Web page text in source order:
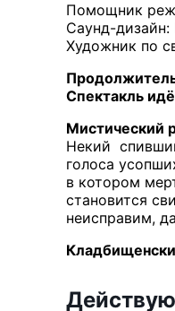
Помощник
Саунд-
Художник по
Спектакль
Мистический
Некий
голоса
в котором
становится
неисправим,